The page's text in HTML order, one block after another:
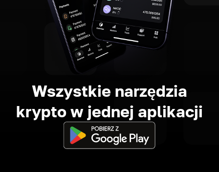
Wszystkie narzędzia
krypto w jednej aplikacji